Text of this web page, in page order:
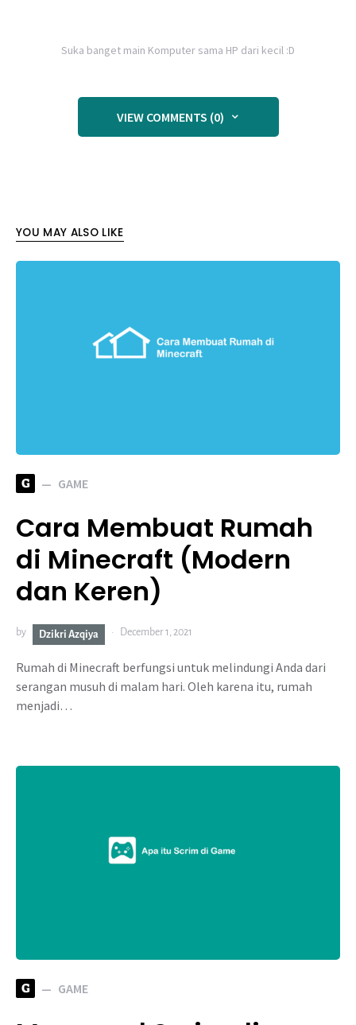
Suka banget main Komputer sama HP dari kecil :D
VIEW COMMENTS (0)
YOU MAY ALSO LIKE
G GAME
Cara Membuat Rumah
di Minecraft (Modern
dan Keren)
by Dzikri Azqiya December 1, 2021
Rumah di Minecraft berfungsi untuk melindungi Anda dari
serangan musuh di malam hari. Oleh karena itu, rumah
menjadi…
G GAME